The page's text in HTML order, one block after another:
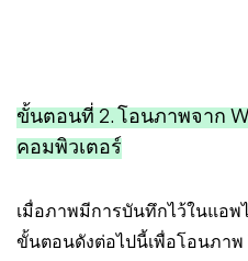
ขั้นตอนที่ 2. โอนภาพจาก
คอมพิวเตอร์
เมื่อภาพมีการบันทึกไว้ในแอ
ขั้นตอนดังต่อไปนี้เพื่อโอนภาพ